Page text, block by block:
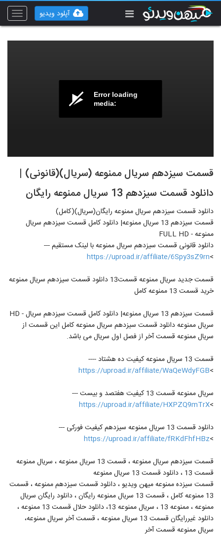
Toggle
آپلود ویدیو
Error loading
media:
قسمت سیزدهم سریال ممنوعه (سریال)(قانونی) |
دانلود قسمت سیزدهم 13 سریال ممنوعه رایگان
دانلود قسمت سیزدهم سریال ممنوعه رایگان(سریال)(کامل)
قسمت سیزدهم 13 سریال ممنوعه| دانلود کامل قسمت سیزدهم سریال
ممنوعه - FULL HD
دانلود قانونی قسمت سیزدهم سریال ممنوعه با لینک مستقیم ---
>
https://uproad.ir/affiliate/6Spy3sZ9rn
قسمت جدید سریال ممنوعه قسمت13 دانلود قسمت سیزدهم سریال ممنوعه
خرید قسمت 13 ممنوعه کامل
قسمت سیزدهم 13 سریال ممنوعه| دانلود کامل قسمت سیزدهم سریال - HD
سریال ممنوعه دانلود قسمت سیزدهم سریال ممنوعه کامل این قسمت از
سریال ممنوعه قسمت آخر از فصل اول سریال می باشد.
قسمت 13 سریال ممنوعه کیفیت ده هشتاد ----
>
https://uproad.ir/affiliate/WaQeWdyFGB
سریال ممنوعه قسمت 13 کیفیت هفتصد و بیست ---
>
https://uproad.ir/affiliate/HXPZQ9mTrX
دانلود قسمت 13 سریال ممنوعه سیزدهم کیفیت فورکی ---
>
https://uproad.ir/affiliate/fRKdFhfHBz
قسمت سیزدهم سریال ممنوعه ، قسمت 13 سریال ممنوعه ، سریال ممنوعه
قسمت 13 ، دانلود قسمت 13 سریال ممنوعه
قسمت سیزده ممنوعه میهن ویدیو ، دانلود قسمت سیزدهم ممنوعه ، قسمت
13 ممنوعه کامل ، قسمت 13 سریال ممنوعه رایگان ، دانلود رایگان سریال
ممنوعه ، ممنوعه 13 ، سریال ممنوعه 13، دانلود حلال قسمت 13 ممنوعه ،
دانلود غیررایگان قسمت 13 سریال ممنوعه ، قسمت آخر سریال ممنوعه،
سریال ممنوعه قسمت آخر